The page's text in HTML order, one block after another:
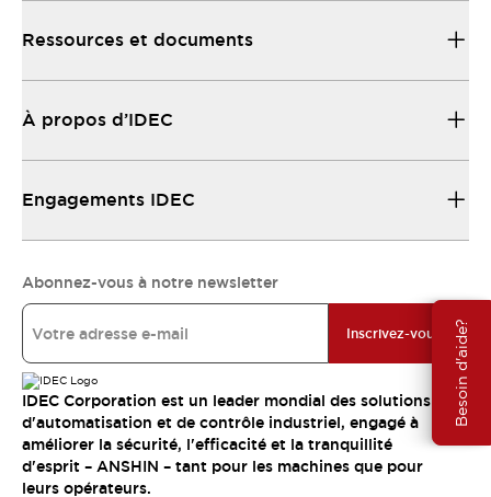
Besoin d'aide?
Ressources et documents
À propos d’IDEC
Engagements IDEC
Abonnez-vous à notre newsletter
Inscrivez-vous
IDEC Corporation est un leader mondial des solutions
d'automatisation et de contrôle industriel, engagé à
améliorer la sécurité, l'efficacité et la tranquillité
d'esprit – ANSHIN – tant pour les machines que pour
leurs opérateurs.